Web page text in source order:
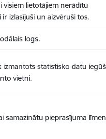
visiem lietotājiem nerādītu
izlasījuši un aizvēruši tos.
logs.
izmantots statistisko datu
vietni.
samazinātu pieprasījuma